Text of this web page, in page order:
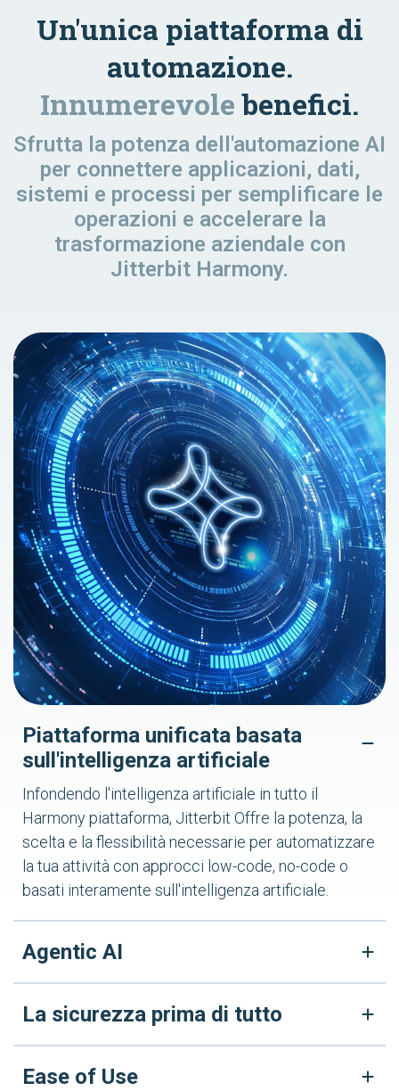
Un'unica piattaforma di
automazione.
Innumerevolebenefici.
Sfrutta la potenza dell'automazione AI
per connettere applicazioni, dati,
sistemi e processi per semplificare le
operazioni e accelerare la
trasformazione aziendale con
Jitterbit Harmony.
Piattaforma unificata basata
sull'intelligenza artificiale
Infondendo l'intelligenza artificiale in tutto il
Harmony piattaforma, Jitterbit Offre la potenza, la
scelta e la flessibilità necessarie per automatizzare
la tua attività con approcci low-code, no-code o
basati interamente sull'intelligenza artificiale.
Agentic AI
La sicurezza prima di tutto
Ease of Use